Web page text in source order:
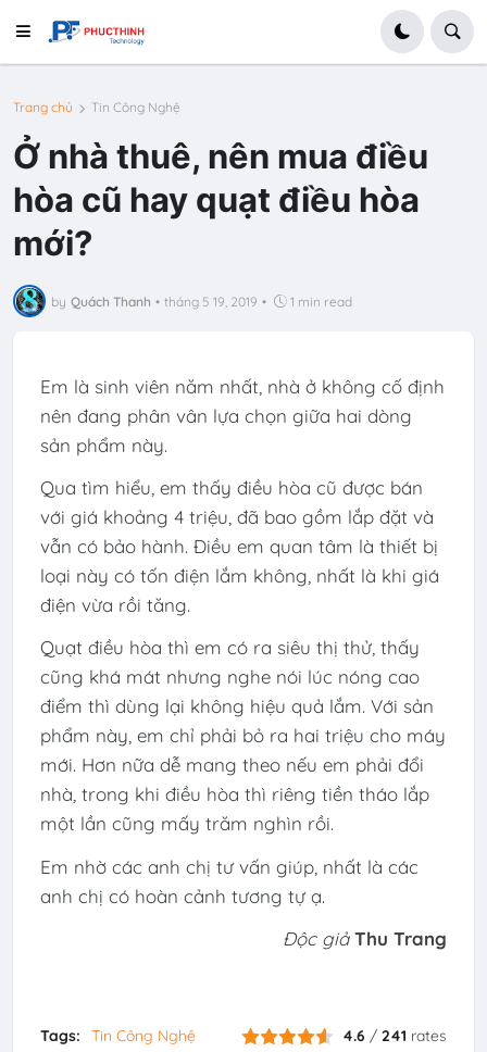
Trang chủ Tin Công Nghệ
Ở nhà thuê, nên mua điều
hòa cũ hay quạt điều hòa
mới?
by Quách Thanh • tháng 5 19, 2019 • 1 min read
Em là sinh viên năm nhất, nhà ở không cố định
nên đang phân vân lựa chọn giữa hai dòng
sản phẩm này.
Qua tìm hiểu, em thấy điều hòa cũ được bán
với giá khoảng 4 triệu, đã bao gồm lắp đặt và
vẫn có bảo hành. Điều em quan tâm là thiết bị
loại này có tốn điện lắm không, nhất là khi giá
điện vừa rồi tăng.
Quạt điều hòa thì em có ra siêu thị thử, thấy
cũng khá mát nhưng nghe nói lúc nóng cao
điểm thì dùng lại không hiệu quả lắm. Với sản
phẩm này, em chỉ phải bỏ ra hai triệu cho máy
mới. Hơn nữa dễ mang theo nếu em phải đổi
nhà, trong khi điều hòa thì riêng tiền tháo lắp
một lần cũng mấy trăm nghìn rồi.
Em nhờ các anh chị tư vấn giúp, nhất là các
anh chị có hoàn cảnh tương tự ạ.
Độc giả Thu Trang
Tags: Tin Công Nghệ 4.6 /241 rates